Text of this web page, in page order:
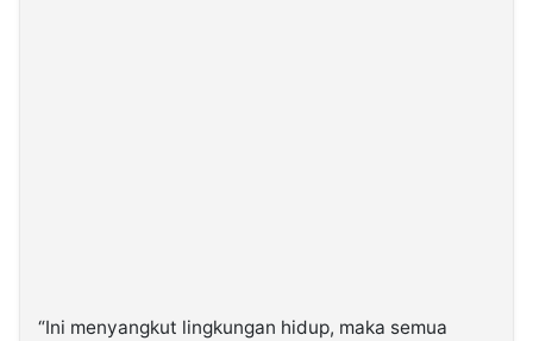
“Ini menyangkut lingkungan hidup, maka semua